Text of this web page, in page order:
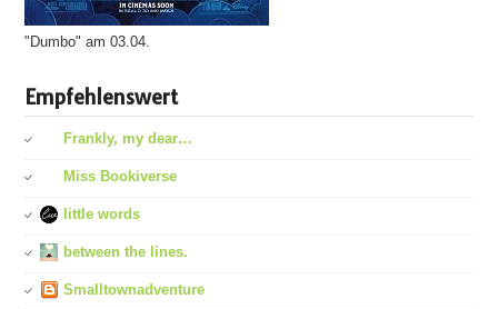
"Dumbo" am 03.04.
Empfehlenswert
Frankly, my dear…
Miss Bookiverse
little words
between the lines.
Smalltownadventure